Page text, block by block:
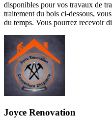
disponibles pour vos travaux de
traitement du bois ci-dessous,
du temps. Vous pourrez recevoir
Joyce Renovation